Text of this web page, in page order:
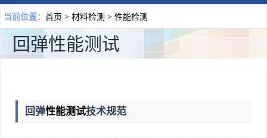
当前位置： 首页 > 材料检测 > 性能检测
回弹性能测试
回弹性能测试技术规范